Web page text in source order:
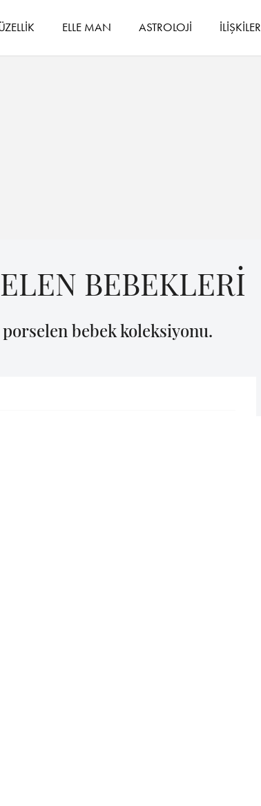
ELLE MAN ASTROLOJİ İLİŞKİLER
BEBEKLERİ
porselen bebek koleksiyonu.